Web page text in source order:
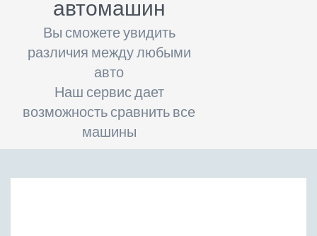
автомашин
Вы сможете увидить
различия между любыми
авто
Наш сервис дает
возможность сравнить все
машины